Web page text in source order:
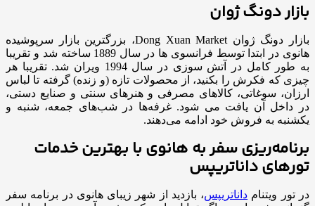
بازار دونگ ژوان
بازار دونگ ژوان Dong Xuan Market، بزرگترین بازار سرپوشیده
هانوی در ابتدا توسط فرانسوی ها در سال 1889 ساخته شد و تقریبا
به طور کامل در آتش سوزی در سال 1994 ویران شد. تقریبا هر
چیزی که فکرش را بکنید، از محصولات تازه (و زنده) گرفته تا لباس
ارزان، سوغاتی، کالاهای مصرفی و هنرهای سنتی و صنایع دستی،
در داخل آن یافت می شود. غرفه‌ها در شب‌های جمعه، شنبه و
یکشنبه به فروش خود ادامه می‌دهند.
برنامه‌ریزی سفر به هانوی با بهترین خدمات
تورهای داناتریپس
در تور ویتنام داناتریپس، بازدید از شهر زیبای هانوی در برنامه سفر